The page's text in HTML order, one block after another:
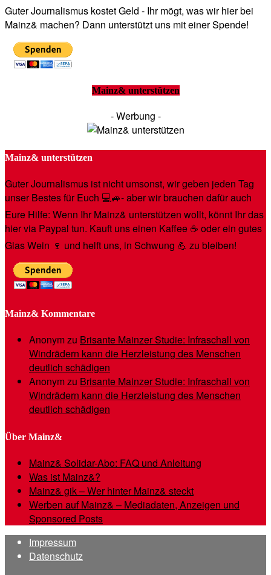
Guter Journalismus kostet Geld - Ihr mögt, was wir hier bei
Mainz& machen? Dann unterstützt uns mit einer Spende!
Mainz& unterstützen
- Werbung -
Mainz& unterstützen
Guter Journalismus ist nicht umsonst, wir geben jeden Tag
unser Bestes für Euch 💻🚙- aber wir brauchen dafür auch
Eure Hilfe: Wenn Ihr Mainz& unterstützen wollt, könnt Ihr das
hier via Paypal tun. Kauft uns einen Kaffee ☕️ oder ein gutes
Glas Wein 🍷 und helft uns, in Schwung 💪 zu bleiben!
Mainz& Kommentare
Anonymzu Brisante Mainzer Studie: Infraschall von
Windrädern kann die Herzleistung des Menschen
deutlich schädigen
Anonymzu Brisante Mainzer Studie: Infraschall von
Windrädern kann die Herzleistung des Menschen
deutlich schädigen
Über Mainz&
Mainz& Solidar-Abo: FAQ und Anleitung
Was ist Mainz&?
Mainz& gik – Wer hinter Mainz& steckt
Werben auf Mainz& – Mediadaten, Anzeigen und
Sponsored Posts
Impressum
Datenschutz